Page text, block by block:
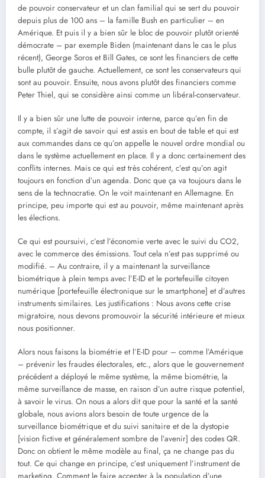
de pouvoir conservateur et un clan familial qui se sert du pouvoir
depuis plus de 100 ans – la famille Bush en particulier – en
Amérique. Et puis il y a bien sûr le bloc de pouvoir plutôt orienté
démocrate – par exemple Biden (maintenant dans le cas le plus
récent), George Soros et Bill Gates, ce sont les financiers de cette
bulle plutôt de gauche. Actuellement, ce sont les conservateurs qui
sont au pouvoir. Ensuite, nous avons plutôt des financiers comme
Peter Thiel, qui se considère ainsi comme un libéral-conservateur.
Il y a bien sûr une lutte de pouvoir interne, parce qu’en fin de
compte, il s’agit de savoir qui est assis en bout de table et qui est
aux commandes dans ce qu’on appelle le nouvel ordre mondial ou
dans le système actuellement en place. Il y a donc certainement des
conflits internes. Mais ce qui est très cohérent, c’est qu’on agit
toujours en fonction d’un agenda. Donc que ça va toujours dans le
sens de la technocratie. On le voit maintenant en Allemagne. En
principe, peu importe qui est au pouvoir, même maintenant après
les élections.
Ce qui est poursuivi, c’est l’économie verte avec le suivi du CO2,
avec le commerce des émissions. Tout cela n’est pas supprimé ou
modifié. – Au contraire, il y a maintenant la surveillance
biométrique à plein temps avec l’E-ID et le portefeuille citoyen
numérique [portefeuille électronique sur le smartphone] et d’autres
instruments similaires. Les justifications : Nous avons cette crise
migratoire, nous devons promouvoir la sécurité intérieure et mieux
nous positionner.
Alors nous faisons la biométrie et l’E-ID pour – comme l’Amérique
– prévenir les fraudes électorales, etc., alors que le gouvernement
précédent a déployé le même système, la même biométrie, la
même surveillance de masse, en raison d’un autre risque potentiel,
à savoir le virus. On nous a alors dit que pour la santé et la santé
globale, nous avions alors besoin de toute urgence de la
surveillance biométrique et du suivi sanitaire et de la dystopie
[vision fictive et généralement sombre de l’avenir] des codes QR.
Donc on obtient le même modèle au final, ça ne change pas du
tout. Ce qui change en principe, c’est uniquement l’instrument de